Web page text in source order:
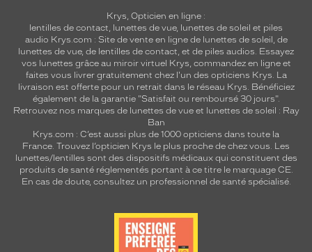
Krys, Opticien en ligne :
lentilles de contact, lunettes de vue, lunettes de soleil et piles
audio Krys.com : Site de vente en ligne de lunettes de soleil, de
lunettes de vue, de lentilles de contact, et de piles audios. Essayez
vos lunettes grâce au miroir virtuel Krys, commandez en ligne et
faites vous livrer gratuitement chez l'un des opticiens Krys. La
livraison est offerte pour un retrait dans le réseau Krys. Bénéficiez
également de la garantie "Satisfait ou remboursé 30 jours".
Retrouvez nos marques de lunettes de vue et lunettes de soleil : Ray
Ban
Krys.com : C’est aussi plus de 1000 opticiens dans toute la
France. Trouvez l’opticien Krys le plus proche de chez vous. Les
lunettes/lentilles sont des dispositifs médicaux qui constituent des
produits de santé réglementés portant à ce titre le marquage CE.
En cas de doute, consultez un professionnel de santé spécialisé.